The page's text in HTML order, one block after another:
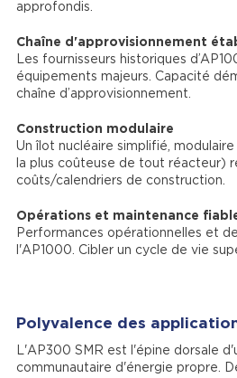
approfondis.
Chaîne d'approvisionnement
Les fournisseurs historiques
équipements majeurs. Capacité
chaîne d’approvisionnement.
Construction modulaire
Un îlot nucléaire simplifié,
la plus coûteuse de tout réacteur)
coûts/calendriers de construction.
Opérations et maintenance
Performances opérationnelles et
l'AP1000. Cibler un cycle de vie
Polyvalence des
L'AP300 SMR est l'épine dorsale
communautaire d'énergie propre.